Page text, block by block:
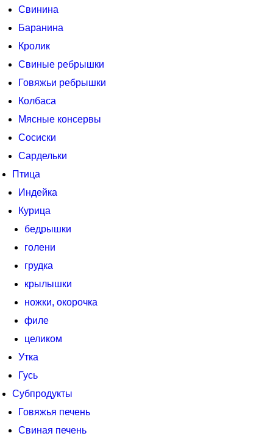
Свинина
Баранина
Кролик
Свиные ребрышки
Говяжьи ребрышки
Колбаса
Мясные консервы
Сосиски
Сардельки
Птица
Индейка
Курица
бедрышки
голени
грудка
крылышки
ножки, окорочка
филе
целиком
Утка
Гусь
Субпродукты
Говяжья печень
Свиная печень